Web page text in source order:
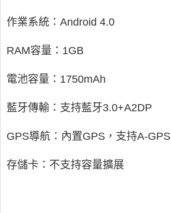
作業系統：Android 4.0
RAM容量：1GB
電池容量：1750mAh
藍牙傳輸：支持藍牙3.0+A2DP
GPS導航：內置GPS，支持A-GPS
存儲卡：不支持容量擴展